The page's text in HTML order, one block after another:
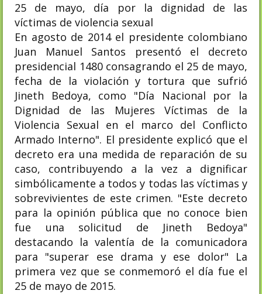
25 de mayo, día por la dignidad de las
víctimas de violencia sexual
En agosto de 2014 el presidente colombiano
Juan Manuel Santos presentó el decreto
presidencial 1480 consagrando el 25 de mayo,
fecha de la violación y tortura que sufrió
Jineth Bedoya, como "Día Nacional por la
Dignidad de las Mujeres Víctimas de la
Violencia Sexual en el marco del Conflicto
Armado Interno". El presidente explicó que el
decreto era una medida de reparación de su
caso, contribuyendo a la vez a dignificar
simbólicamente a todos y todas las víctimas y
sobrevivientes de este crimen. "Este decreto
para la opinión pública que no conoce bien
fue una solicitud de Jineth Bedoya"
destacando la valentía de la comunicadora
para "superar ese drama y ese dolor"​ La
primera vez que se conmemoró el día fue el
25 de mayo de 2015.